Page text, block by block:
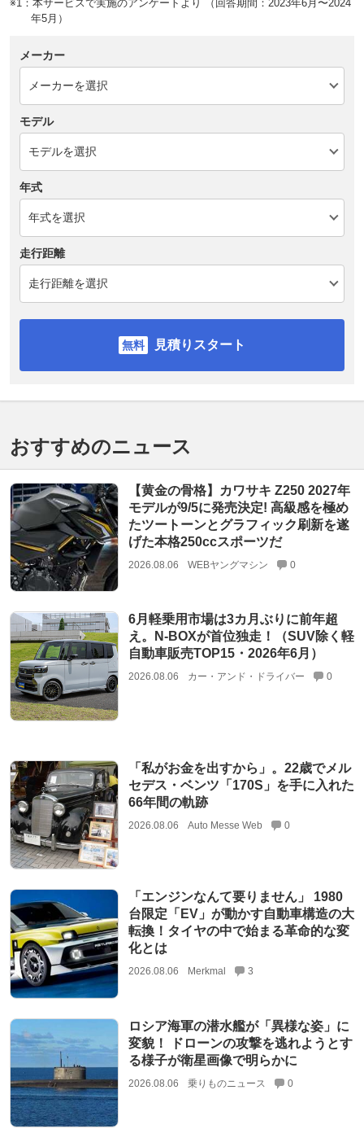
※1：本サービスで実施のアンケートより （回答期間：2023年6月〜2024
年5月）
メーカー
モデル
年式
走行距離
見積りスタート
おすすめのニュース
【黄金の骨格】カワサキ Z250 2027年
モデルが9/5に発売決定! 高級感を極め
たツートーンとグラフィック刷新を遂
げた本格250ccスポーツだ
2026.08.06 WEBヤングマシン 0
6月軽乗用市場は3カ月ぶりに前年超
え。N-BOXが首位独走！（SUV除く軽
自動車販売TOP15・2026年6月）
2026.08.06 カー・アンド・ドライバー 0
「私がお金を出すから」。22歳でメル
セデス・ベンツ「170S」を手に入れた
66年間の軌跡
2026.08.06 Auto Messe Web 0
「エンジンなんて要りません」 1980
台限定「EV」が動かす自動車構造の大
転換！タイヤの中で始まる革命的な変
化とは
2026.08.06 Merkmal 3
ロシア海軍の潜水艦が「異様な姿」に
変貌！ ドローンの攻撃を逃れようとす
る様子が衛星画像で明らかに
2026.08.06 乗りものニュース 0